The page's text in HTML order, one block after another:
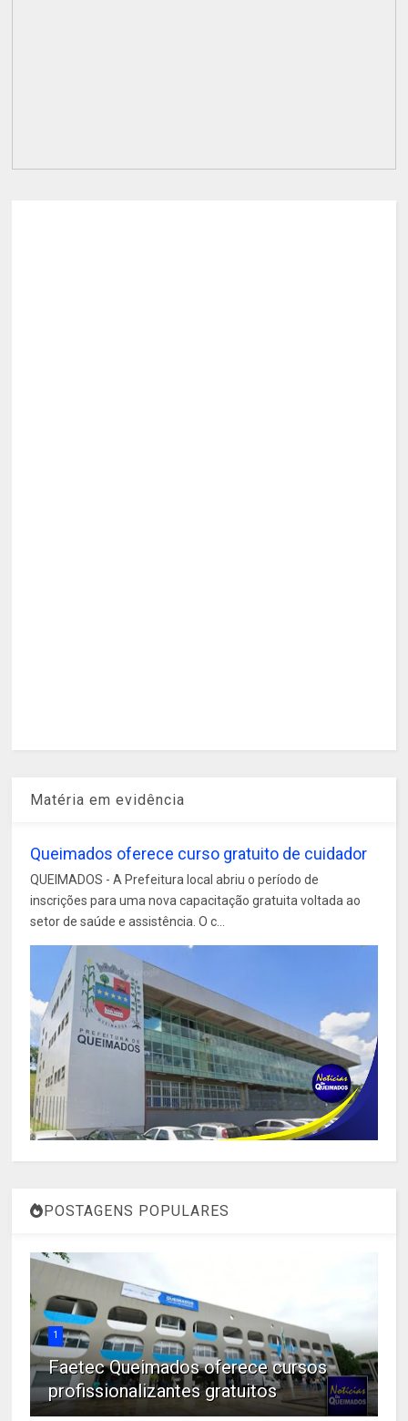
Matéria em evidência
Queimados oferece curso gratuito de cuidador
QUEIMADOS - A Prefeitura local abriu o período de
inscrições para uma nova capacitação gratuita voltada ao
setor de saúde e assistência. O c...
POSTAGENS POPULARES
1
Faetec Queimados oferece cursos
profissionalizantes gratuitos